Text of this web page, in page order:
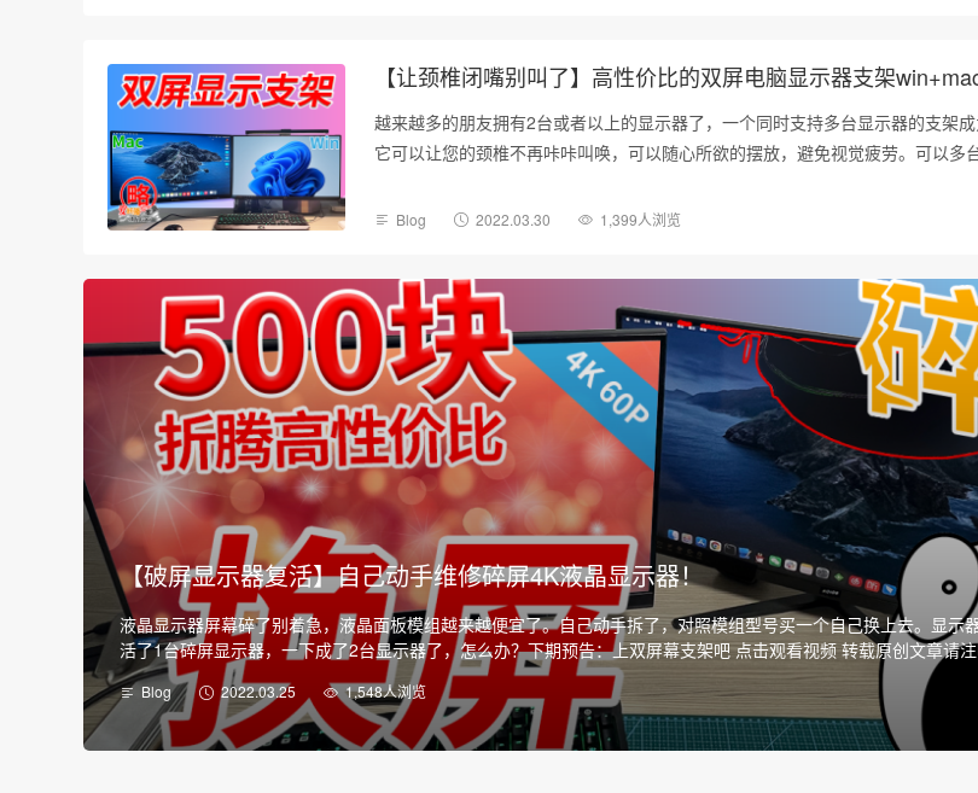
【让颈椎闭嘴别叫了】高性价比的双屏电脑显示器支架
越来越多的朋友拥有2台或者以上的显示器了，一个同时支持多台显示器的支架
它可以让您的颈椎不再咔咔叫唤，可以随心所欲的摆放，避免视觉疲劳。可以
Blog 2022.03.30 1,399人浏览
【破屏显示器复活】自己动手维修碎屏4K液晶显示器！
液晶显示器屏幕碎了别着急，液晶面板模组越来越便宜了。自己动手拆了，对照模组型号买一个自己换上去。显示
活了1台碎屏显示器，一下成了2台显示器了，怎么办？下期预告：上双屏幕支架吧 点击观看视频 转载原创文章请
的老高博客 https://diyforfu…
Blog 2022.03.25 1,548人浏览